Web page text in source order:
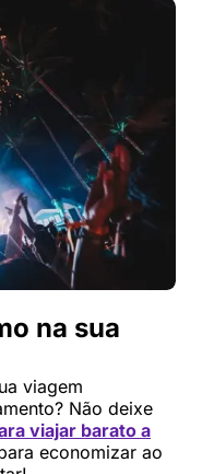
na sua
viagem
Não deixe
viajar barato a
economizar ao